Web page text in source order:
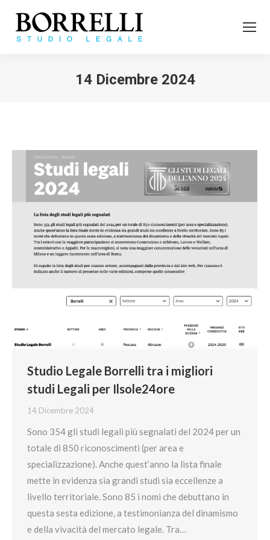
14 Dicembre 2024
Studio Legale Borrelli tra i migliori
studi Legali per Ilsole24ore
14 Dicembre 2024
Sono 354 gli studi legali più segnalati del 2024 per un
totale di 850 riconoscimenti (per area e
specializzazione). Anche quest’anno la lista finale
mette in evidenza sia grandi studi sia eccellenze a
livello territoriale. Sono 85 i nomi che debuttano in
questa sesta edizione, a testimonianza del dinamismo
e della vivacità del mercato legale. Tra…